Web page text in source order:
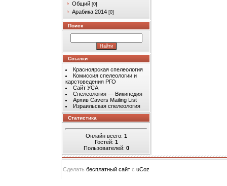
Общий [0]
Арабика 2014 [0]
Поиск
Ссылки
Красноярская спелеология
Комиссия спелеологии и
карстоведения РГО
Сайт УСА
Спелеология — Википедия
Архив Cavers Mailing List
Израильская спелеология
Статистика
Онлайн всего: 1
Гостей: 1
Пользователей: 0
Сделать бесплатный сайт с uCoz